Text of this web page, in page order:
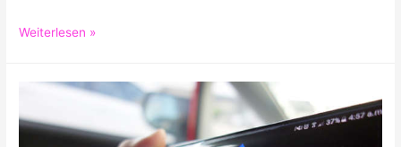
Informationen
Therapieplätzen
Weiterlesen »